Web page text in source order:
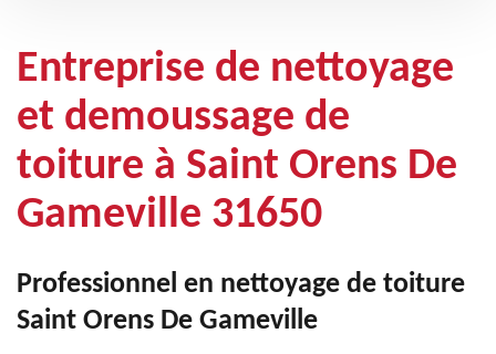
Entreprise de nettoyage
et demoussage de
toiture à Saint Orens De
Gameville 31650
Professionnel en nettoyage de toiture
Saint Orens De Gameville